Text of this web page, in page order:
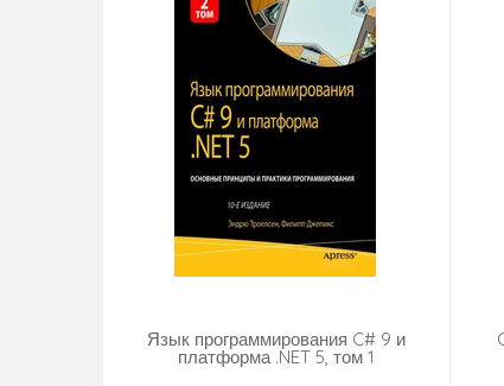
Язык программирования C# 9 и
платформа .NET 5, том 1